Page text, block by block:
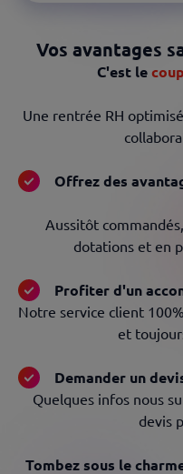
Vos avantages
C'est le
Une rentrée RH
Offrez des
Aussitôt
dotations et en
Profiter d'un
Notre service client
et
Demander un
Quelques infos nous
devis
Tombez sous le